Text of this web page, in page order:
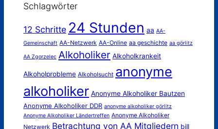
Schlagwörter
12 Schritte 24 Stunden aa AA-
Gemeinschaft AA-Netzwerk AA-Online aa geschichte aa görlitz
AA Zgorzelec Alkoholiker Alkoholkrankeit
Alkoholprobleme Alkoholsucht anonyme
alkoholiker Anonyme Alkoholiker Bautzen
Anonyme Alkoholiker DDR anonyme alkoholiker görlitz
Anonyme Alkoholiker Ländertreffen Anonyme Alkoholiker
Netzwerk Betrachtung von AA Mitgliedern bill